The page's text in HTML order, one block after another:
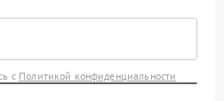
с Политикой конфиденциальности